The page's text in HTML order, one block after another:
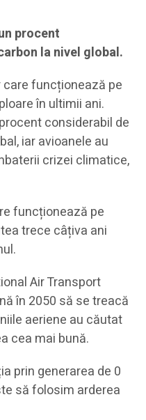
procent
la nivel global.
funcționează pe
în ultimii ani.
considerabil de
iar avioanele au
crizei climatice,
funcționează pe
trece câțiva ani
Air Transport
în 2050 să se treacă
aeriene au căutat
cea mai bună.
prin generarea de 0
să folosim arderea